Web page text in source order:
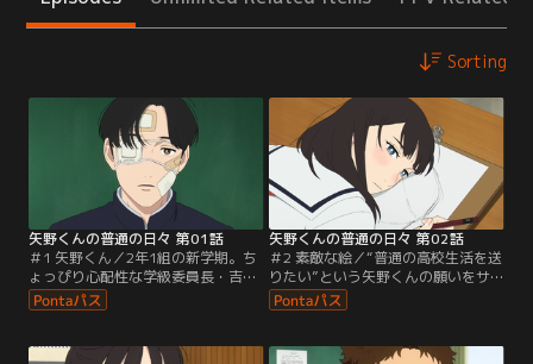
Sorting
矢野くんの普通の日々 第01話
＃1 矢野くん／2年1組の新学期。ち
ょっぴり心配性な学級委員長・吉田
清子は、毎日どこかにケガをしてい
るクラスメイトの矢野くんが気にな
原因を探るべく、親友のメイと一緒
矢野くんの普通の日々 第02話
＃2 素敵な絵／“普通の高校生活を送
りたい”という矢野くんの願いをサ
ポートする決意をした清子。何から
始めればいいのか--と思案している
まう矢野くんは、無事にお昼ごはん